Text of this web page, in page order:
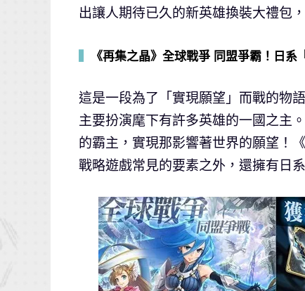
出讓人期待已久的新英雄換裝大禮包
《再集之晶》全球戰爭 同盟爭霸！日系
這是一段為了「實現願望」而戰的物
主要扮演麾下有許多英雄的一國之主
的霸主，實現那影響著世界的願望！
戰略遊戲常見的要素之外，還擁有日